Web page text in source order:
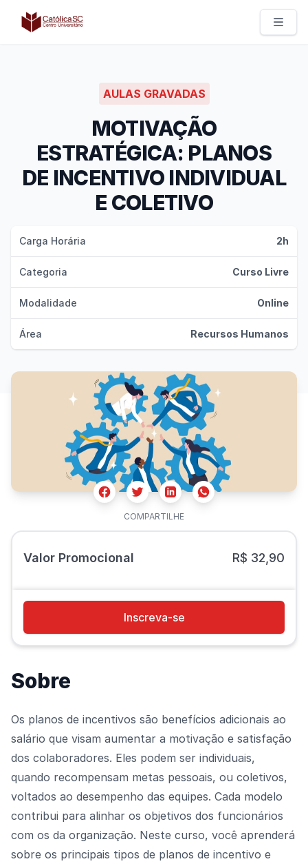
Católica SC | Experts
AULAS GRAVADAS
MOTIVAÇÃO
ESTRATÉGICA: PLANOS
DE INCENTIVO INDIVIDUAL
E COLETIVO
Carga Horária 2h
Categoria Curso Livre
Modalidade Online
Área Recursos Humanos
FacebookTwitterLinkedinWhatsapp
COMPARTILHE
Valor Promocional R$ 32,90
Inscreva-se
Sobre
Os planos de incentivos são benefícios adicionais ao
salário que visam aumentar a motivação e satisfação
dos colaboradores. Eles podem ser individuais,
quando recompensam metas pessoais, ou coletivos,
voltados ao desempenho das equipes. Cada modelo
contribui para alinhar os objetivos dos funcionários
com os da organização. Neste curso, você aprenderá
sobre os principais tipos de planos de incentivo e